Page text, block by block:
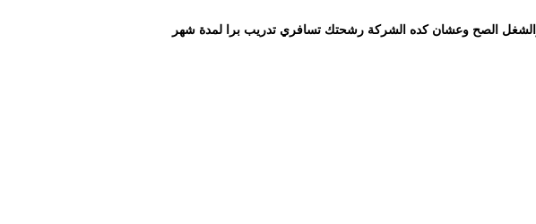
الصح وعشان كده الشركة رشحتك تسافري تدريب برا لمدة شهر